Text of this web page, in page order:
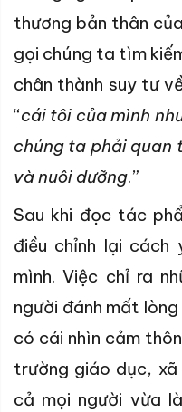
thương bản thân
gọi chúng ta tìm
chân thành suy tư
“cái tôi của mình
chúng ta phải quan
và nuôi dưỡng.”
Sau khi đọc tác
điều chỉnh lại cách
mình. Việc chỉ ra
người đánh mất
có cái nhìn cảm
trường giáo dục,
cả mọi người vừa